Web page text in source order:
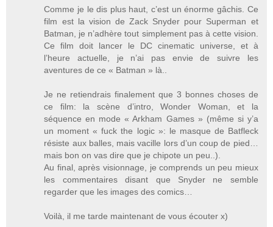
Comme je le dis plus haut, c’est un énorme gâchis. Ce
film est la vision de Zack Snyder pour Superman et
Batman, je n’adhère tout simplement pas à cette vision.
Ce film doit lancer le DC cinematic universe, et à
l’heure actuelle, je n’ai pas envie de suivre les
aventures de ce « Batman » là..
Je ne retiendrais finalement que 3 bonnes choses de
ce film: la scène d’intro, Wonder Woman, et la
séquence en mode « Arkham Games » (même si y’a
un moment « fuck the logic »: le masque de Batfleck
résiste aux balles, mais vacille lors d’un coup de pied…
mais bon on vas dire que je chipote un peu..).
Au final, après visionnage, je comprends un peu mieux
les commentaires disant que Snyder ne semble
regarder que les images des comics…
Voilà, il me tarde maintenant de vous écouter x)